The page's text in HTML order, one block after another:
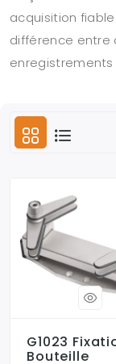
acquisition
différence entre
G1023
Bouteille